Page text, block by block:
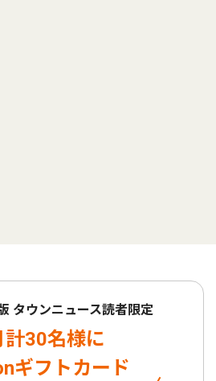
タウンニュース読者限定
計30名様に
ギフトカード